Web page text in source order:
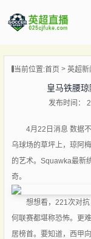
播
闻
当前位置:首页 英超新
皇马铁腰
发布时间：
4月22日消息 数据不
乌球场的草坪上，琼阿
的艺术。Squawka最新
奇。
想想看，221次对抗
何联赛都堪称恐怖。更
居榜首。要知道，西甲